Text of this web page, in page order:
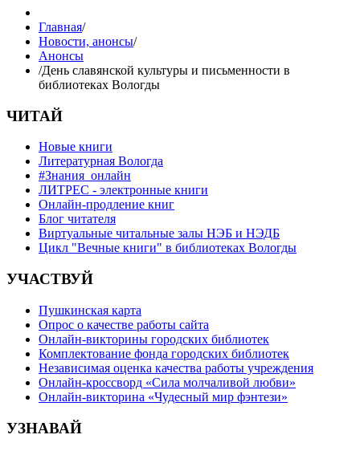
Главная/
Новости, анонсы/
Анонсы
/День славянской культуры и письменности в
библиотеках Вологды
ЧИТАЙ
Новые книги
Литературная Вологда
#Знания_онлайн
ЛИТРЕС - электронные книги
Онлайн-продление книг
Блог читателя
Виртуальные читальные залы НЭБ и НЭДБ
Цикл "Вечные книги" в библиотеках Вологды
УЧАСТВУЙ
Пушкинская карта
Опрос о качестве работы сайта
Онлайн-викторины городских библиотек
Комплектование фонда городских библиотек
Независимая оценка качества работы учреждения
Онлайн-кроссворд «Сила молчаливой любви»
Онлайн-викторина «Чудесный мир фэнтези»
УЗНАВАЙ